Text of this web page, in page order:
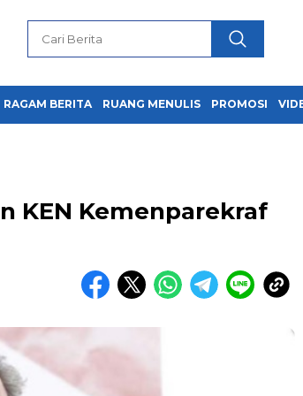
RAGAM BERITA RUANG MENULIS PROMOSI
KEN Kemenparekraf